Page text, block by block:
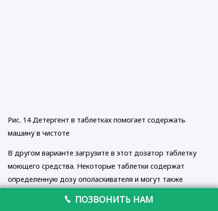
Рис. 14 Детергент в таблетках помогает содержать
машину в чистоте
В другом варианте загрузите в этот дозатор таблетку
моющего средства. Некоторые таблетки содержат
определенную дозу ополаскивателя и могут также
использовании таких комбинированных таблеток
ПОЗВОНИТЬ НАМ